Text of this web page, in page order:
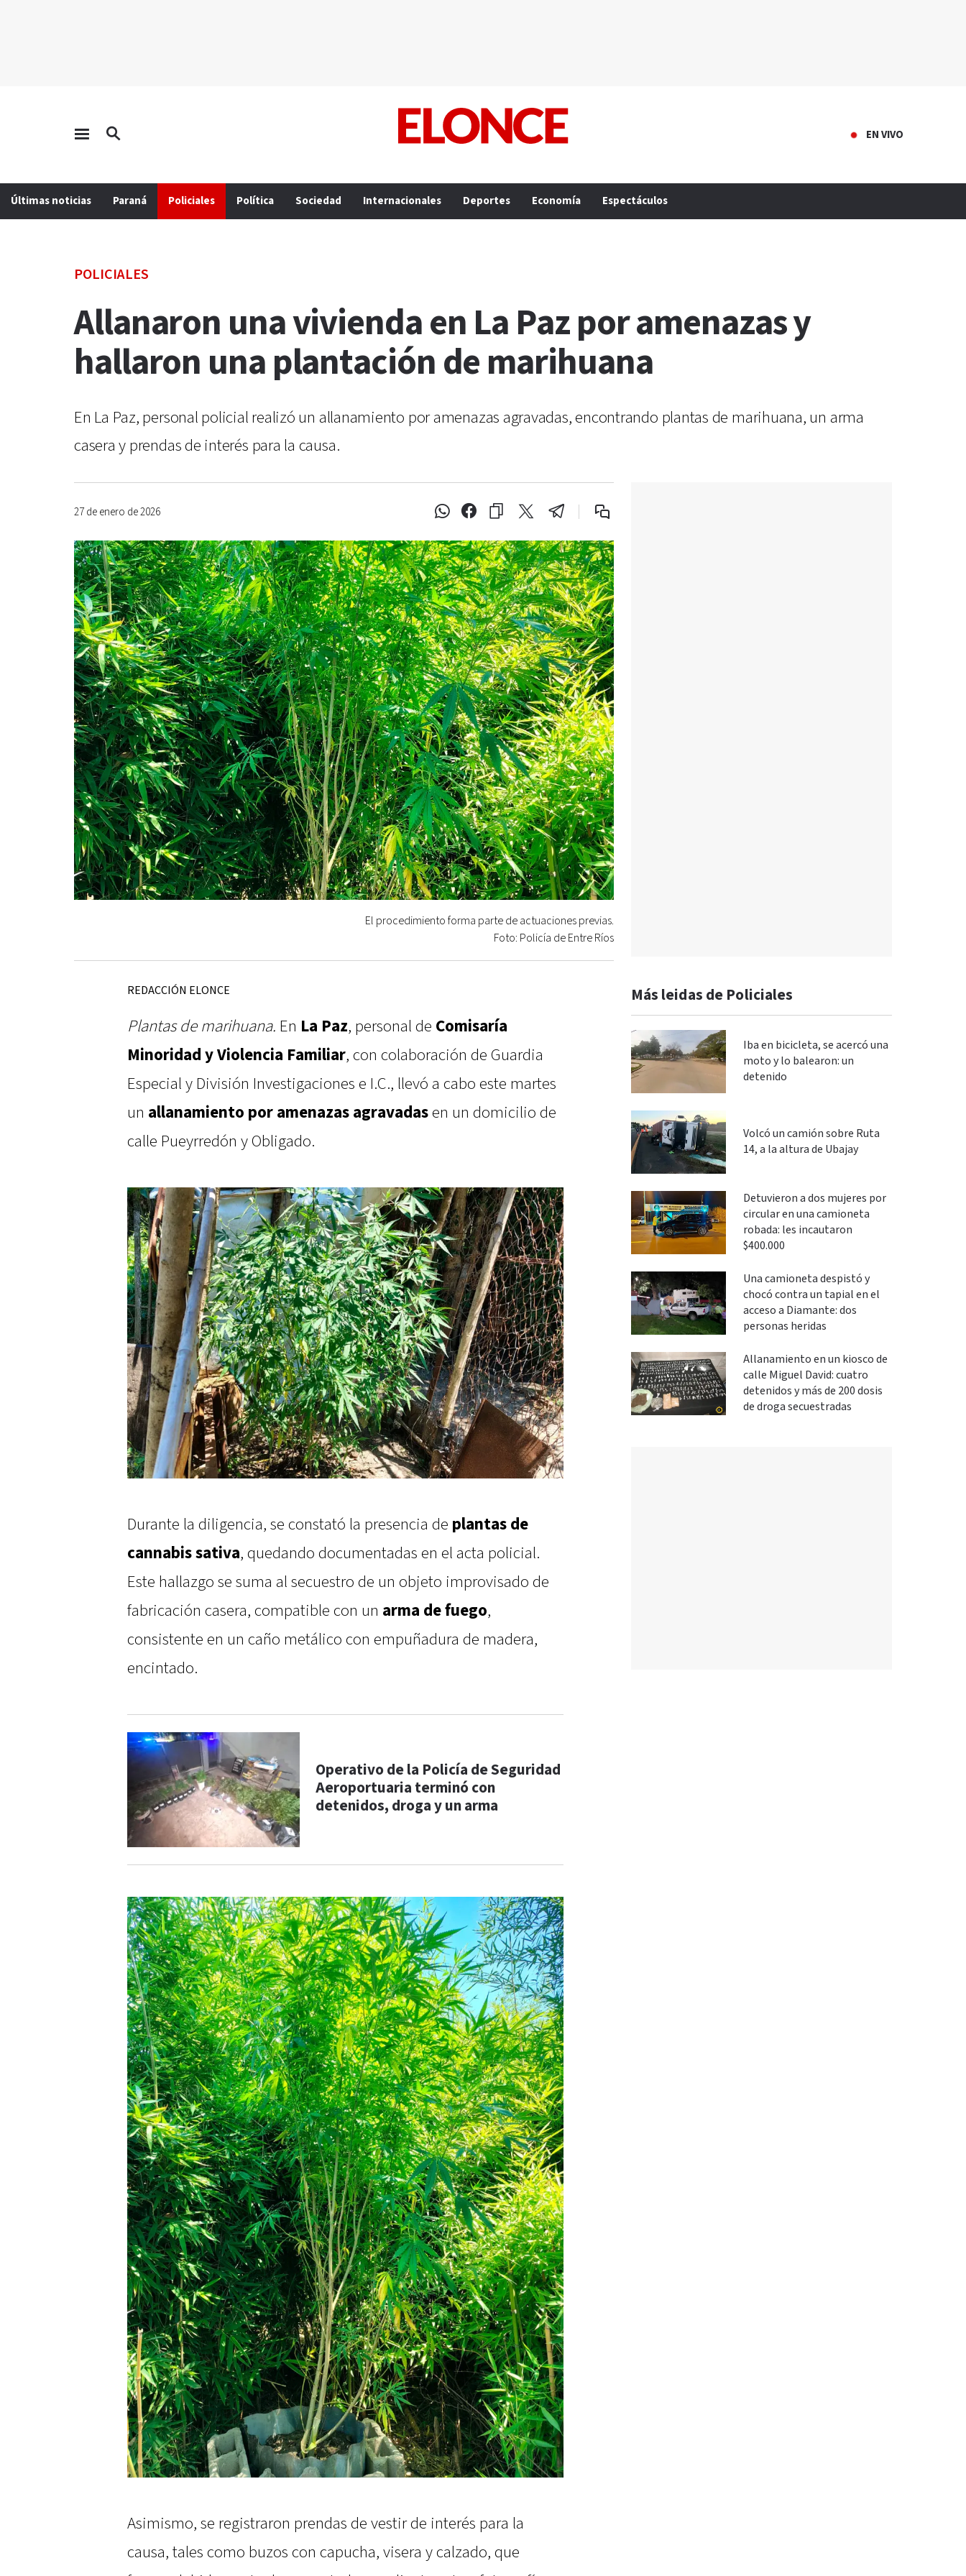
EN VIVO
Últimas noticias Paraná Policiales Política Sociedad Internacionales Deportes Economía Espectáculos
POLICIALES
Allanaron una vivienda en La Paz por amenazas y
hallaron una plantación de marihuana
En La Paz, personal policial realizó un allanamiento por amenazas agravadas, encontrando plantas de marihuana, un arma
casera y prendas de interés para la causa.
27 de enero de 2026
El procedimiento forma parte de actuaciones previas.
Foto: Policía de Entre Ríos
REDACCIÓN ELONCE
Plantas de marihuana. En La Paz, personal de Comisaría
Minoridad y Violencia Familiar, con colaboración de Guardia
Especial y División Investigaciones e I.C., llevó a cabo este martes
un allanamiento por amenazas agravadasen un domicilio de
calle Pueyrredón y Obligado.
Durante la diligencia, se constató la presencia de plantas de
cannabis sativa, quedando documentadas en el acta policial.
Este hallazgo se suma al secuestro de un objeto improvisado de
fabricación casera, compatible con un arma de fuego,
consistente en un caño metálico con empuñadura de madera,
encintado.
Operativo de la Policía de Seguridad
Aeroportuaria terminó con
detenidos, droga y un arma
Asimismo, se registraron prendas de vestir de interés para la
causa, tales como buzos con capucha, visera y calzado, que
Más leidas de Policiales
Iba en bicicleta, se acercó una
moto y lo balearon: un
detenido
Volcó un camión sobre Ruta
14, a la altura de Ubajay
Detuvieron a dos mujeres por
circular en una camioneta
robada: les incautaron
$400.000
Una camioneta despistó y
chocó contra un tapial en el
acceso a Diamante: dos
personas heridas
Allanamiento en un kiosco de
calle Miguel David: cuatro
detenidos y más de 200 dosis
de droga secuestradas